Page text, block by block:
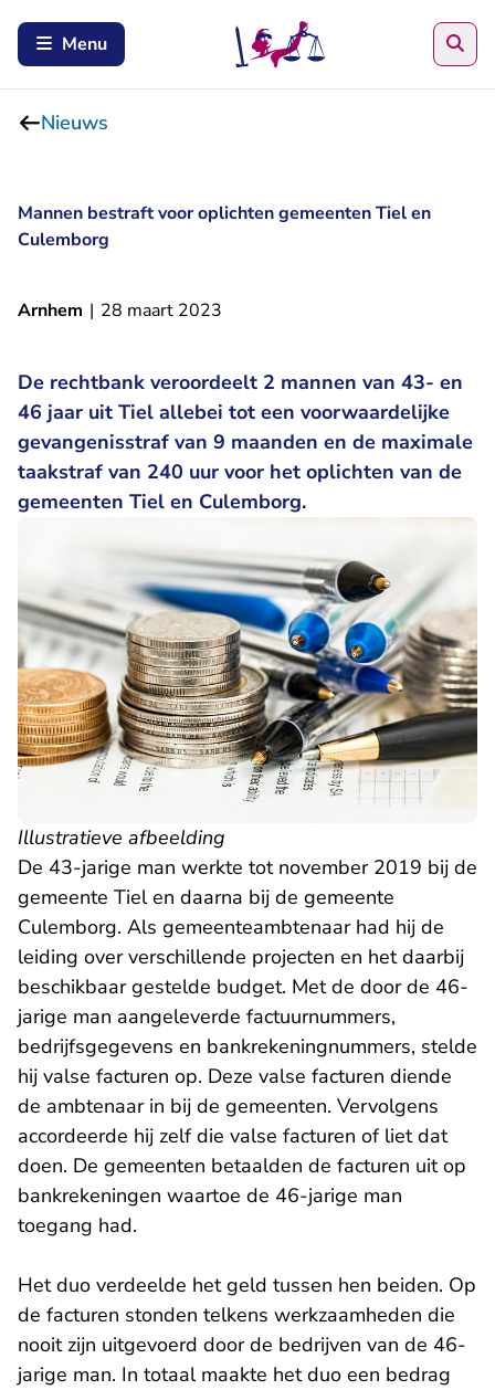
Menu
Nieuws
Mannen bestraft voor oplichten gemeenten Tiel en
Culemborg
Arnhem | 28 maart 2023
De rechtbank veroordeelt 2 mannen van 43- en
46 jaar uit Tiel allebei tot een voorwaardelijke
gevangenisstraf van 9 maanden en de maximale
taakstraf van 240 uur voor het oplichten van de
gemeenten Tiel en Culemborg.
Illustratieve afbeelding
De 43-jarige man werkte tot november 2019 bij de
gemeente Tiel en daarna bij de gemeente
Culemborg. Als gemeenteambtenaar had hij de
leiding over verschillende projecten en het daarbij
beschikbaar gestelde budget. Met de door de 46-
jarige man aangeleverde factuurnummers,
bedrijfsgegevens en bankrekeningnummers, stelde
hij valse facturen op. Deze valse facturen diende
de ambtenaar in bij de gemeenten. Vervolgens
accordeerde hij zelf die valse facturen of liet dat
doen. De gemeenten betaalden de facturen uit op
bankrekeningen waartoe de 46-jarige man
toegang had.
Het duo verdeelde het geld tussen hen beiden. Op
de facturen stonden telkens werkzaamheden die
nooit zijn uitgevoerd door de bedrijven van de 46-
jarige man. In totaal maakte het duo een bedrag